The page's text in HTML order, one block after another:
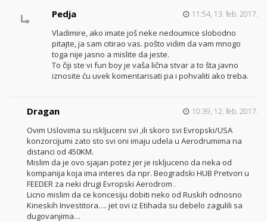
Pedja 11:54, 13. feb. 2017.
Vladimire, ako imate još neke nedoumice slobodno
pitajte, ja sam citirao vas. pošto vidim da vam mnogo
toga nije jasno a mislite da jeste.
To čiji ste vi fun boy je vaša lična stvar a to šta javno
iznosite ću uvek komentarisati pa i pohvaliti ako treba.
Dragan 10:39, 12. feb. 2017.
Ovim Uslovima su iskljuceni svi ,ili skoro svi Evropski/USA
konzorcijumi zato sto svi oni imaju udela u Aerodrumima na
distanci od 450KM.
Mislim da je ovo sjajan potez jer je iskljuceno da neka od
kompanija koja ima interes da npr. Beogradski HUB Pretvori u
FEEDER za neki drugi Evropski Aerodrom .
Licno mislim da ce koncesiju dobiti neko od Ruskih odnosno
Kineskih Investitora…. jet ovi iz Etihada su debelo zagulili sa
dugovanjima…